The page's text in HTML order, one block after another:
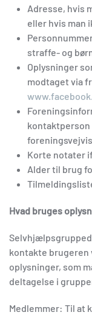
Adresse, hvis
eller hvis man
straffe- og
Oplysninger
modtaget via
Korte notater
Alder til brug
Hvad bruges
kontakte brugeren
oplysninger, som
deltagelse i
Medlemmer: Til at